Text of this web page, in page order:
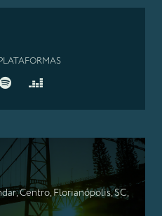
Centro, Florianópolis, SC,